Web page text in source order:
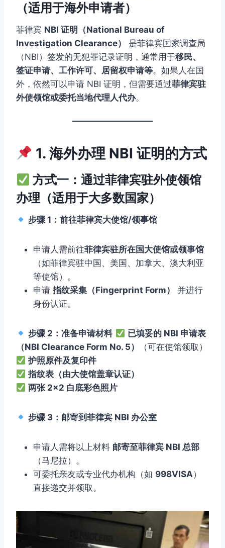
（适用于海外申请者）
菲律宾 NBI 证明（National Bureau of
Investigation Clearance）
是菲律宾国家调查局
（NBI）签发的无犯罪记录证明，通常用于移民、
签证申请、工作许可、居留权申请等。如果人在国
外，依然可以申请 NBI 证明，但需要通过菲律宾驻
外使领馆或委托当地代理人代办。
1. 海外办理 NBI 证明的方式
方式一：通过菲律宾驻外使领馆
办理（适用于大多数国家）
步骤 1：前往菲律宾大使馆/领事馆
申请人需前往菲律宾驻所在国大使馆或领事馆
（如菲律宾驻中国、美国、加拿大、澳大利亚
等使馆）。
申请 指纹采集（Fingerprint Form）
并进行
身份认证。
步骤 2：准备申请材料
已填妥的 NBI 申请表
（NBI Clearance Form No. 5）
（可在使馆领取）
护照原件及复印件
指纹表（由大使馆盖章认证）
两张 2×2 白底彩色照片
步骤 3：邮寄到菲律宾 NBI 办公室
申请人需将以上材料 邮寄至菲律宾 NBI 总部
（马尼拉）。
可委托亲友或专业代办机构（如 998VISA）
直接递交并领取。